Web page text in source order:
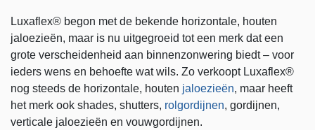
Luxaflex® begon met de bekende horizontale, houten
jaloezieën, maar is nu uitgegroeid tot een merk dat een
grote verscheidenheid aan binnenzonwering biedt – voor
ieders wens en behoefte wat wils. Zo verkoopt Luxaflex®
nog steeds de horizontale, houten jaloezieën, maar heeft
het merk ook shades, shutters, rolgordijnen, gordijnen,
verticale jaloezieën en vouwgordijnen.